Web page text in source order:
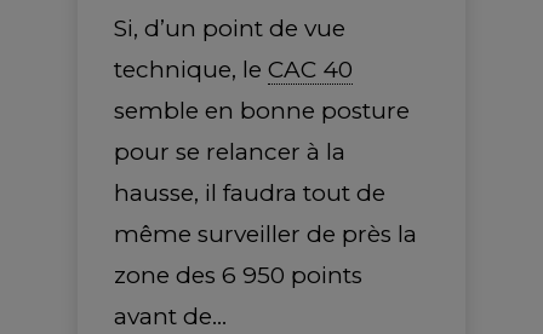
Si, d’un point de vue
technique, leCAC 40
semble en bonne posture
pour se relancer à la
hausse, il faudra tout de
même surveiller de près la
zone des 6 950 points
avant de…